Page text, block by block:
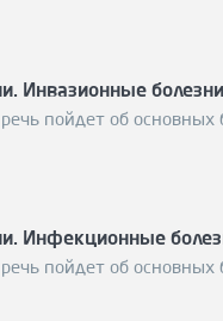
Инвазионные болезни
пойдет об основных
Инфекционные
пойдет об основных